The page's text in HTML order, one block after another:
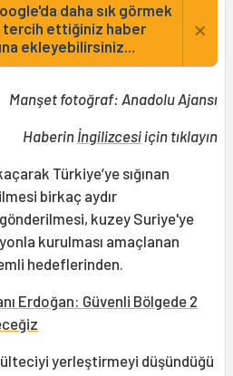
daha sık görmek
tercih ettiğiniz haber
ekleyebilirsiniz...
×
Manşet fotoğraf: Anadolu Ajansı
Haberin İngilizcesiiçin tıklayın
Türkiye’ye sığınan
birkaç aydır
kuzey Suriye'ye
kurulması amaçlanan
hedeflerinden.
Erdoğan: Güvenli Bölgede 2
yerleştirmeyi düşündüğü